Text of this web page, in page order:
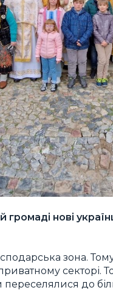
громаді нові
зона.
секторі.
до